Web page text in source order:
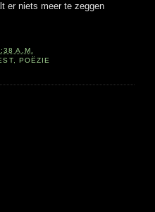
er niets meer te zeggen
A.M.
, POËZIE